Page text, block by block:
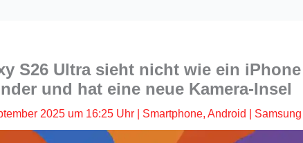
S26 Ultra sieht nicht wie ein
und hat eine neue Kamera-Insel
2025 um 16:25 Uhr| Smartphone, Android Samsung